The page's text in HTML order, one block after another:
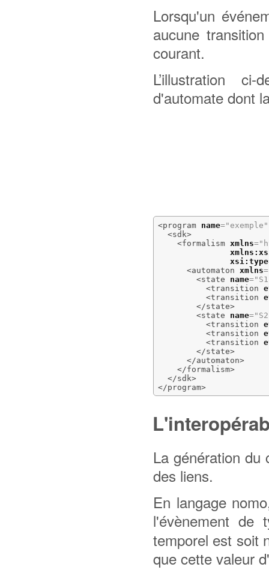
Lorsqu'un
aucune
courant.
L’illustration
d'automate dont
<program name="exemple"
<sdk>
<formalism xmlns=
xsi:type
<automaton xmlns=
<state
name=
<transition
<transition
</state>
<state
name=
<transition
<transition
<transition
</state>
</automaton>
</formalism>
</sdk>
</program>
La génération du
des liens.
En langage
l'évènement de
temporel est soit
que cette valeur